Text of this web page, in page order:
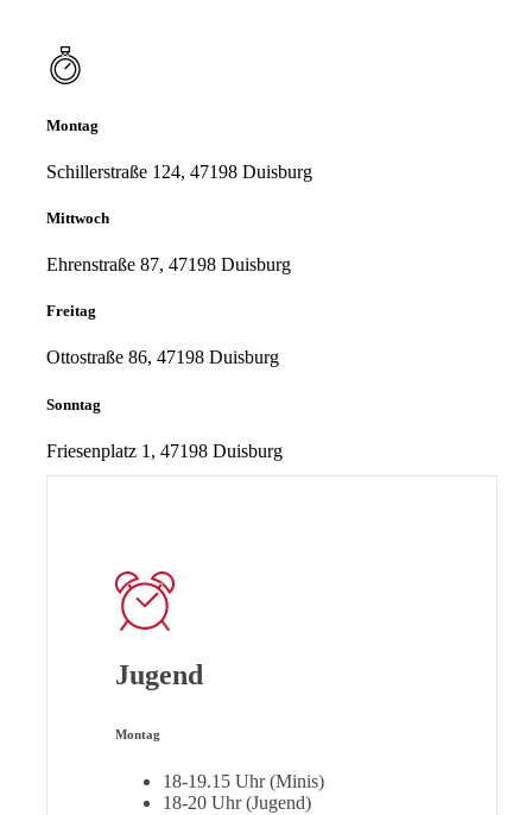
Montag
Schillerstraße 124, 47198 Duisburg
Mittwoch
Ehrenstraße 87, 47198 Duisburg
Freitag
Ottostraße 86, 47198 Duisburg
Sonntag
Friesenplatz 1, 47198 Duisburg
Jugend
Montag
18-19.15 Uhr (Minis)
18-20 Uhr (Jugend)